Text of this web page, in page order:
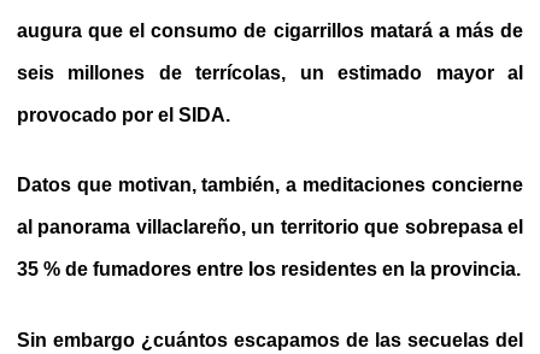
augura que el consumo de cigarrillos matará a más de
seis millones de terrícolas, un estimado mayor al
provocado por el SIDA.
Datos que motivan, también, a meditaciones concierne
al panorama villaclareño, un territorio que sobrepasa el
35 % de fumadores entre los residentes en la provincia.
Sin embargo ¿cuántos escapamos de las secuelas del